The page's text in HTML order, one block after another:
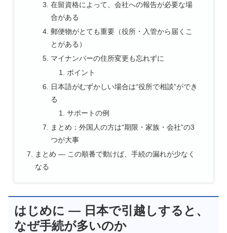
在留資格によって、会社への報告が必要な場
合がある
郵便物がとても重要（役所・入管から届くこ
とがある）
マイナンバーの住所変更も忘れずに
ポイント
日本語がむずかしい場合は“役所で相談”ができ
る
サポートの例
まとめ：外国人の方は“期限・家族・会社”の3
つが大事
まとめ ― この順番で動けば、手続の漏れが少なく
なる
はじめに ― 日本で引越しすると、
なぜ手続が多いのか